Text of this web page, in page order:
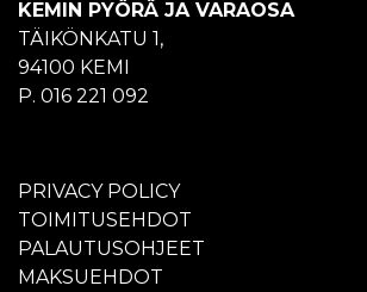
KEMIN PYÖRÄ JA VARAOSA
TÄIKÖNKATU 1,
94100 KEMI
P. 016 221 092
PRIVACY POLICY
TOIMITUSEHDOT
PALAUTUSOHJEET
MAKSUEHDOT